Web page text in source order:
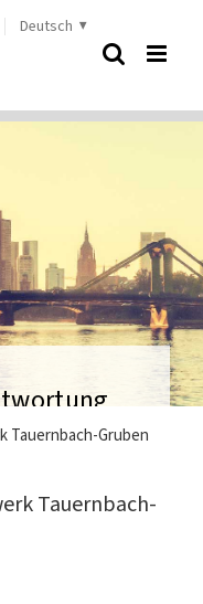
Deutsch
Tauernbach-Gruben
Tauernbach-